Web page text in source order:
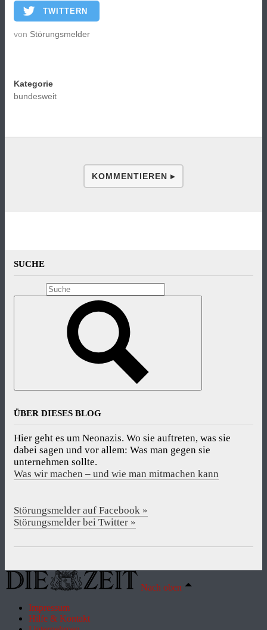
TWITTERN
von Störungsmelder
Kategorie
bundesweit
KOMMENTIEREN ▸
SUCHE
ÜBER DIESES BLOG
Hier geht es um Neonazis. Wo sie auftreten, was sie
dabei sagen und vor allem: Was man gegen sie
unternehmen sollte.
Was wir machen – und wie man mitmachen kann
Störungsmelder auf Facebook »
Störungsmelder bei Twitter »
Nach oben
Impressum
Hilfe & Kontakt